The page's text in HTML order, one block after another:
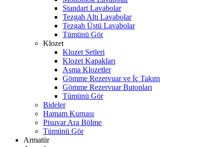
Standart Lavabolar
Tezgah Altı Lavabolar
Tezgah Üstü Lavabolar
Tümünü Gör
Klozet
Klozet Setleri
Klozet Kapakları
Asma Klozetler
Gömme Rezervuar ve İç Takım
Gömme Rezervuar Butonları
Tümünü Gör
Bideler
Hamam Kurnası
Pisuvar Ara Bölme
Tümünü Gör
Armatür